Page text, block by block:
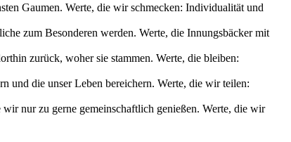
Gaumen. Werte, die wir schmecken: Individualität und
zum Besonderen werden. Werte, die Innungsbäcker mit
zurück, woher sie stammen. Werte, die bleiben:
und die unser Leben bereichern. Werte, die wir teilen:
nur zu gerne gemeinschaftlich genießen. Werte, die wir